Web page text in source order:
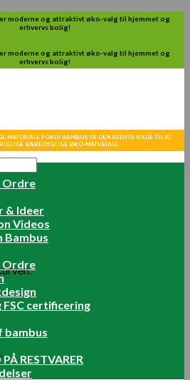
moderne og attraktivt øko-valg til hjemmet og
erhvervs bolig!
moderne og attraktivt øko-valg til hjemmet og
erhvervs bolig!
MATERIALE FORDI BAMBUS ER DEN BEDSTE KILDE TIL AT
BÆREDYGTIGE ØKO-MATERIALE
Ordre
& Ideer
Videos
Bambus
Ordre
certificering
bambus
RESTVARER